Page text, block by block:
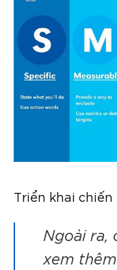
Triển khai
Ngoài ra,
xem